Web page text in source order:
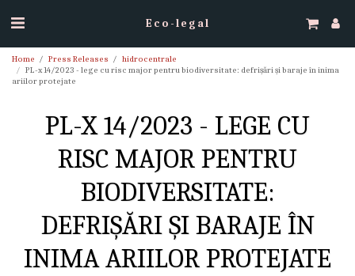
Eco-legal
Home Press Releases
hidrocentrale
PL-x 14/2023 - lege cu risc major pentru biodiversitate: defrișări și baraje în inima
ariilor protejate
PL-X 14/2023 - LEGE CU
RISC MAJOR PENTRU
BIODIVERSITATE:
DEFRIȘĂRI ȘI BARAJE ÎN
INIMA ARIILOR PROTEJATE